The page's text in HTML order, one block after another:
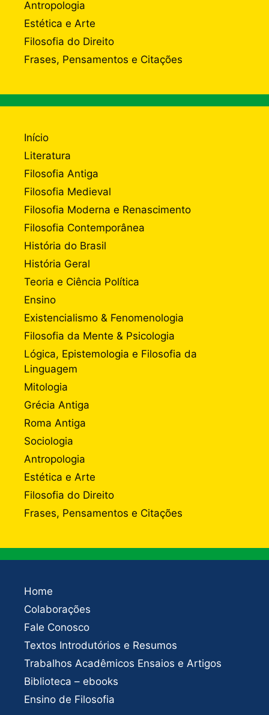
Antropologia
Estética e Arte
Filosofia do Direito
Frases, Pensamentos e Citações
Início
Literatura
Filosofia Antiga
Filosofia Medieval
Filosofia Moderna e Renascimento
Filosofia Contemporânea
História do Brasil
História Geral
Teoria e Ciência Política
Ensino
Existencialismo & Fenomenologia
Filosofia da Mente & Psicologia
Lógica, Epistemologia e Filosofia da
Linguagem
Mitologia
Grécia Antiga
Roma Antiga
Sociologia
Antropologia
Estética e Arte
Filosofia do Direito
Frases, Pensamentos e Citações
Home
Colaborações
Fale Conosco
Textos Introdutórios e Resumos
Trabalhos Acadêmicos Ensaios e Artigos
Biblioteca – ebooks
Ensino de Filosofia